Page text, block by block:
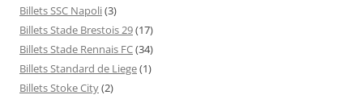
Billets SSC Napoli(3)
Billets Stade Brestois 29(17)
Billets Stade Rennais FC(34)
Billets Standard de Liege(1)
Billets Stoke City(2)